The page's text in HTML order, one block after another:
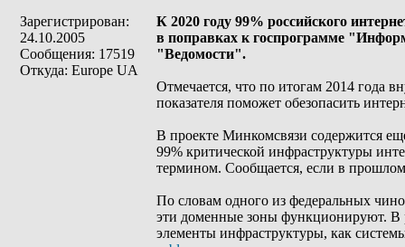
Зарегистрирован:
24.10.2005
Сообщения: 17519
Откуда: Europe UA
К 2020 году 99% российского
в поправках к госпрограмме
"Ведомости".
Отмечается, что по итогам 2014 года
показателя поможет обезопасить
В проекте Минкомсвязи содержится
99% критической инфраструктуры
термином. Сообщается, если в прошлом
По словам одного из федеральных
эти доменные зоны функционируют. В
элементы инфраструктуры, как